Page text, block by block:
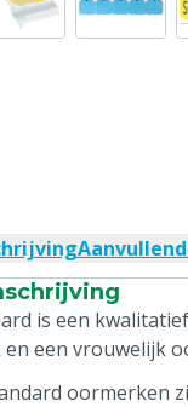
is een
een vrouwelijk
oormerken